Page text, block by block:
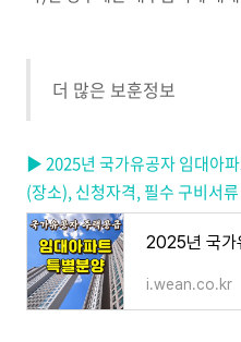
더 많은 보훈정보
▶ 2025년 국가유공자 임대아
(장소), 신청자격, 필수 구비서류
i.wean.co.kr